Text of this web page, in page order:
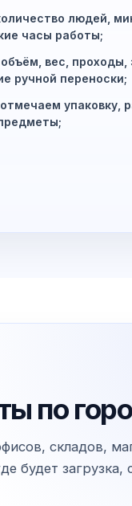
людей,
часы работы;
вес, проходы,
ручной переноски;
упаковку,
по
складов,
будет загрузка,